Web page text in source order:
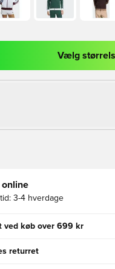
til at logge ind eller
Vælg
online
3-4 hverdage
ved køb over 699 kr
returret